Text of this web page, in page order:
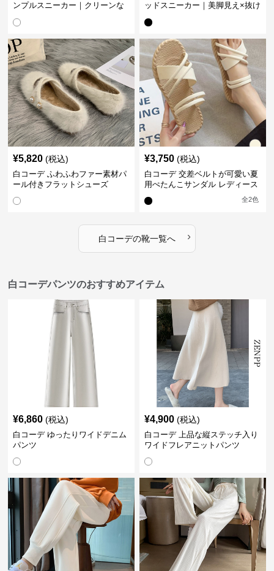
ンプルスニーカー｜クリーンな
ッドスニーカー｜美脚見え×抜け
¥5,820 (税込)
白コーデ ふわふわファー素材パ
ール付きフラットシューズ
¥3,750 (税込)
白コーデ 交差ベルトが可愛い夏
用ぺたんこサンダル レディース
全2色
白コーデの靴一覧へ ›
白コーデパンツのおすすめアイテム
¥6,860 (税込)
白コーデ ゆったりワイドデニム
パンツ
¥4,900 (税込)
白コーデ 上品な縦ステッチ入り
ワイドフレアニットパンツ